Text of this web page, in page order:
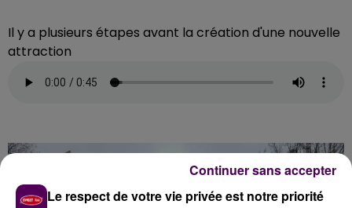
Il y a plusieurs étapes avant la création d'une nouvelle
attraction
Le respect de votre vie privée est notre priorité
Continuer sans accepter